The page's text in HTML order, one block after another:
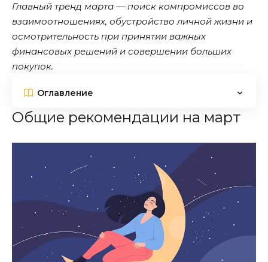
Главный тренд марта — поиск компромиссов во
взаимоотношениях, обустройство личной жизни и
осмотрительность при принятии важных
финансовых решений и совершении больших
покупок.
Оглавление
Общие рекомендации на март